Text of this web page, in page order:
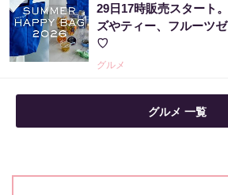
29日17時販売スタート
ズやティー、フルーツ
♡
グルメ
グルメ 一覧